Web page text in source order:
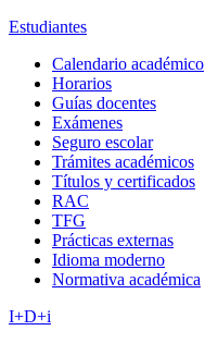
Estudiantes
Calendario académico
Horarios
Guías docentes
Exámenes
Seguro escolar
Trámites académicos
Títulos y certificados
RAC
TFG
Prácticas externas
Idioma moderno
Normativa académica
I+D+i